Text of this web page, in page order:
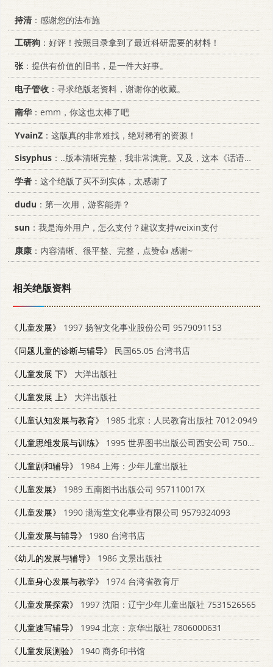
持清：感谢您的法布施
工研狗 ：好评！按照目录拿到了最近科研需要的材料！
张：提供有价值的旧书，是一件大好事。
电子管收 ：寻求绝版老资料，谢谢你的收藏。
南华：emm，你这也太棒了吧
YvainZ ：这版真的非常难找，绝对稀有的资源！
Sisyphus ：..版本清晰完整，我非常满意。又及，这本《话语的真相》...
学者 ：这个绝版了买不到实体，太感谢了
dudu ：第一次用，游客能弄？
sun ：我是海外用户，怎么支付？建议支持weixin支付
康康 ：内容清晰、很平整、完整，点赞👍 感谢~
相关绝版资料
《儿童发展》
1997 扬智文化事业股份公司 9579091153
《问题儿童的诊断与辅导》
民国65.05 台湾书店
《儿童发展 下》
大洋出版社
《儿童发展 上》
大洋出版社
《儿童认知发展与教育》 1985 北京：人民教育出版社 7012·0949
《儿童思维发展与训练》
1995 世界图书出版公司西安公司 7506224364
《儿童剧和辅导》
1984 上海：少年儿童出版社
《儿童发展》
1989 五南图书出版公司 957110017X
《儿童发展》
1990 渤海堂文化事业有限公司 9579324093
《儿童发展与辅导》
1980 台湾书店
《幼儿的发展与辅导》
1986 文景出版社
《儿童身心发展与教学》
1974 台湾省教育厅
《儿童发展探索》
1997 沈阳：辽宁少年儿童出版社 7531526565
《儿童速写辅导》
1994 北京：京华出版社 7806000631
《儿童发展测验》
1940 商务印书馆